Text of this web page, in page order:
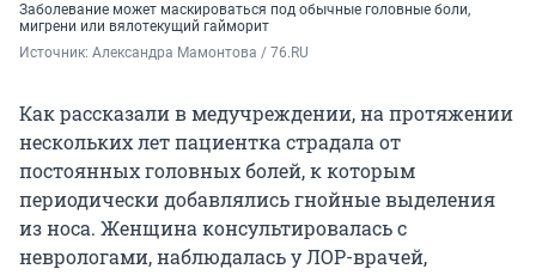
Заболевание может маскироваться под обычные головные боли,
мигрени или вялотекущий гайморит
Источник: Александра Мамонтова / 76.RU
Как рассказали в медучреждении, на протяжении
нескольких лет пациентка страдала от
постоянных головных болей, к которым
периодически добавлялись гнойные выделения
из носа. Женщина консультировалась с
неврологами, наблюдалась у ЛОР-врачей,